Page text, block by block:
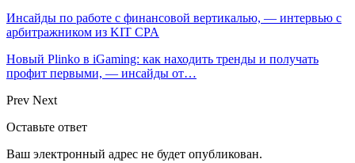
Инсайды по работе с финансовой вертикалью, — интервью с
арбитражником из KIT CPA
Новый Plinko в iGaming: как находить тренды и получать
профит первыми, — инсайды от…
Prev Next
Оставьте ответ
Ваш электронный адрес не будет опубликован.